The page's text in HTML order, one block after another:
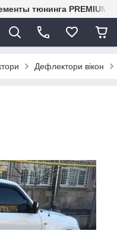
тюнинга PREMIUM-
Дефлектори вікон